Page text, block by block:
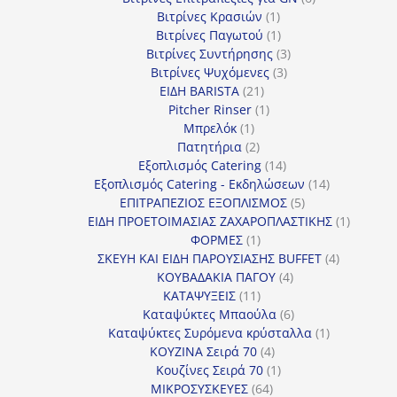
Βιτρίνες Κρασιών 11
προϊόν
Βιτρίνες Παγωτού 11
προϊόν
Βιτρίνες Συντήρησης 33
προϊόντα
Βιτρίνες Ψυχόμενες 33
ΕΙΔΗ BARISTA 2121
προϊόντα
Pitcher Rinser 11
Μπρελόκ 11
προϊόν
Πατητήρια 22
προϊόντα
Εξοπλισμός Catering 1414
προϊόντα
Εξοπλισμός Catering - Εκδηλώσεων 1414
ΕΠΙΤΡΑΠΕΖΙΟΣ ΕΞΟΠΛΙΣΜΟΣ 55
προϊόντα
ΕΙΔΗ ΠΡΟΕΤΟΙΜΑΣΙΑΣ ΖΑΧΑΡΟΠΛΑΣΤΙΚΗΣ 11
ΦΟΡΜΕΣ 11
προϊόν
ΣΚΕΥΗ ΚΑΙ ΕΙΔΗ ΠΑΡΟΥΣΙΑΣΗΣ BUFFET 44
ΚΟΥΒΑΔΑΚΙΑ ΠΑΓΟΥ 44
ΚΑΤΑΨΥΞΕΙΣ 1111
προϊόντα
Καταψύκτες Μπαούλα 66
προϊόντα
Καταψύκτες Συρόμενα κρύσταλλα 11
ΚΟΥΖΙΝΑ Σειρά 70 44
προϊόντα
Κουζίνες Σειρά 70 11
ΜΙΚΡΟΣΥΣΚΕΥΕΣ 6464